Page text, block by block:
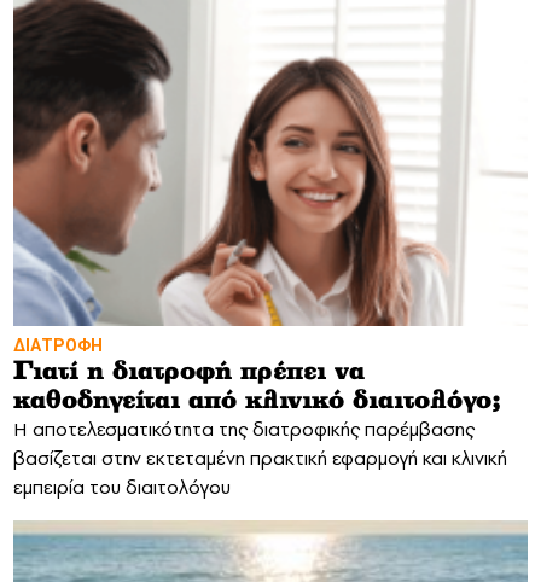
ΔΙΑΤΡΟΦΗ
Γιατί η διατροφή πρέπει να
καθοδηγείται από κλινικό διαιτολόγο;
Η αποτελεσματικότητα της διατροφικής παρέμβασης
βασίζεται στην εκτεταμένη πρακτική εφαρμογή και κλινική
εμπειρία του διαιτολόγου